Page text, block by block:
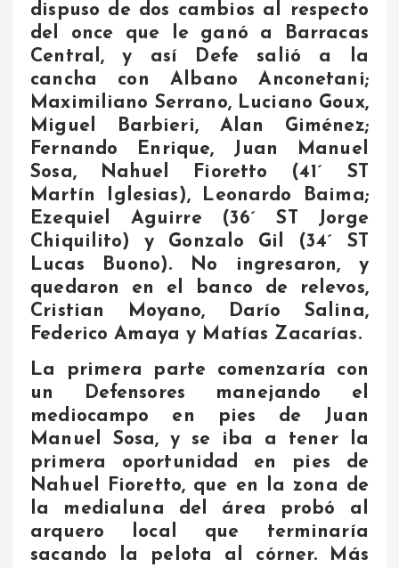
dispuso de dos cambios al respecto
del once que le ganó a Barracas
Central, y así Defe salió a la
cancha con Albano Anconetani;
Maximiliano Serrano, Luciano Goux,
Miguel Barbieri, Alan Giménez;
Fernando Enrique, Juan Manuel
Sosa, Nahuel Fioretto (41´ ST
Martín Iglesias), Leonardo Baima;
Ezequiel Aguirre (36´ ST Jorge
Chiquilito) y Gonzalo Gil (34´ ST
Lucas Buono). No ingresaron, y
quedaron en el banco de relevos,
Cristian Moyano, Darío Salina,
Federico Amaya y Matías Zacarías.
La primera parte comenzaría con
un Defensores manejando el
mediocampo en pies de Juan
Manuel Sosa, y se iba a tener la
primera oportunidad en pies de
Nahuel Fioretto, que en la zona de
la medialuna del área probó al
arquero local que terminaría
sacando la pelota al córner. Más